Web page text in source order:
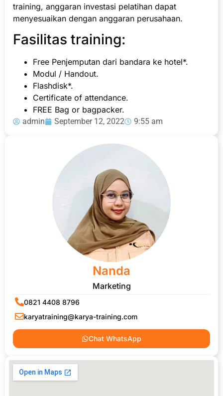
training, anggaran investasi pelatihan dapat
menyesuaikan dengan anggaran perusahaan.
Fasilitas training:
Free Penjemputan dari bandara ke hotel*.
Modul / Handout.
Flashdisk*.
Certificate of attendance.
FREE Bag or bagpacker.
admin September 12, 2022 9:55 am
Nanda
Marketing
0821 4408 8796
karyatraining@karya-training.com
Chat WhatsApp